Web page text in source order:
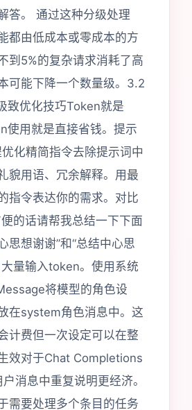
答。 通过这种分级处理
都由低成本或零成本的方
到5%的复杂请求消耗了高
可能下降一个数量级。3.2
致优化技巧Token就是
使用就是直接省钱。提示
化精简指令去除提示词中
貌用语、冗余解释。用最
指令表达你的需求。对比
的话请帮我总结一下下面
思想谢谢”和“总结中心思
量输入token。使用系统
将模型的角色设
在system角色消息中。这
计费但一次设定可以在整
效对于Chat Completions
消息中重复说明更经济。
需要处理多个条目的任务